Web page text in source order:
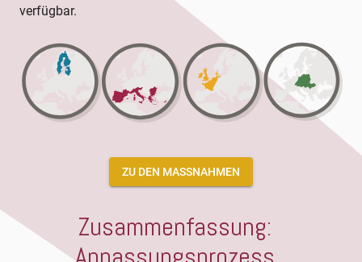
verfügbar.
ZU DEN MASSNAHMEN
Zusammenfassung: